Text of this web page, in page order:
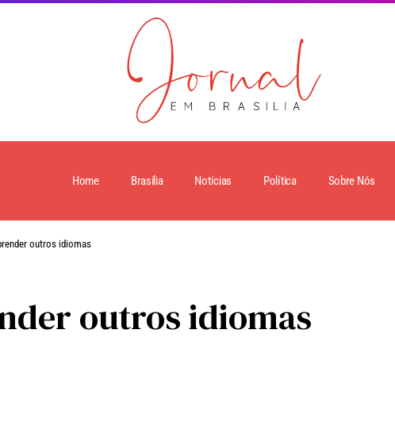
Home Brasilia Notícias Política Sobre Nós
outros idiomas
outros idiomas